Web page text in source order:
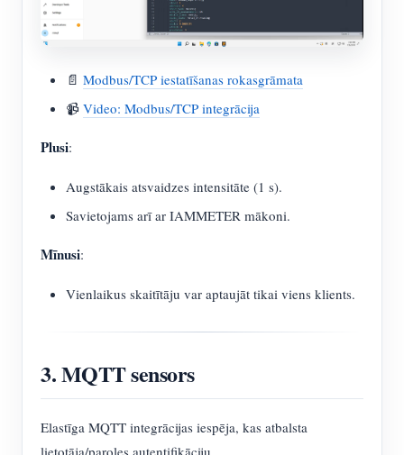
📄 Modbus/TCP iestatīšanas rokasgrāmata
📹 Video: Modbus/TCP integrācija
Plusi:
Augstākais atsvaidzes intensitāte (1 s).
Savietojams arī ar IAMMETER mākoni.
Mīnusi:
Vienlaikus skaitītāju var aptaujāt tikai viens klients.
3. MQTT sensors
Elastīga MQTT integrācijas iespēja, kas atbalsta